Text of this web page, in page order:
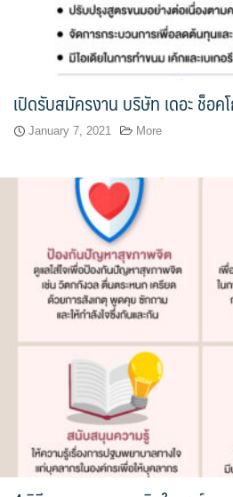
การจัดการความรู้ (KM)
ข้อมูลติดต่อและการเดินทาง
ขั้นตอน/แนวทางการปฏิบัติงาน
คลิปสาระเทคนิคสไตส์การเรือน
คลิปเทคนิคการทำอาหารง่าย ๆ สไตล์
ค่าเล่าเรียน
คำสั่งแต่งตั้งคณะกรรมการด้านต่าง ๆ
คู่มือนักศึกษา
เปิดรับสมัครงาน บริษัท เดอะ ช็อ
January 7, 2021 More